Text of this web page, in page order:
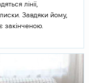
лінії,
Завдяки йому,
закінченою.